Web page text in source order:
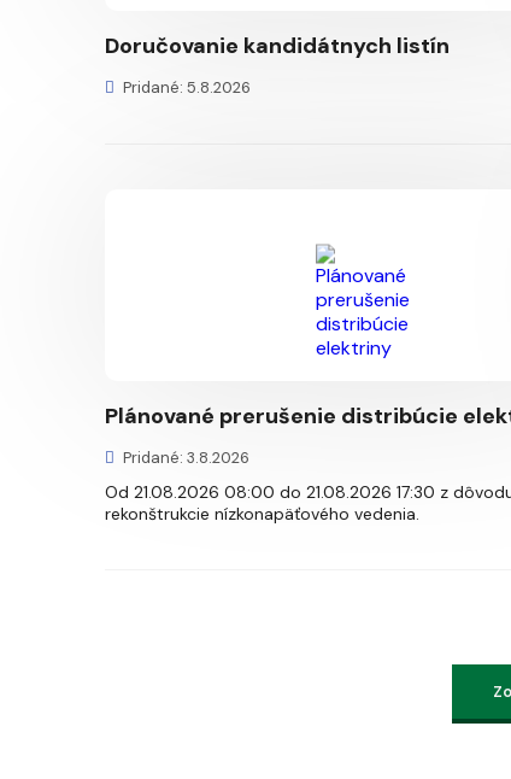
Doručovanie kandidátnych listín
Pridané: 5.8.2026
Plánované prerušenie distribúcie
Pridané: 3.8.2026
Od 21.08.2026 08:00 do 21.08.2026 17:30 z
rekonštrukcie nízkonapäťového vedenia.